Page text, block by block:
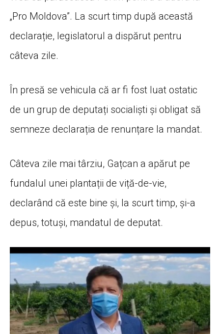
„Pro Moldova”. La scurt timp după această
declarație, legislatorul a dispărut pentru
câteva zile.
În presă se vehicula că ar fi fost luat ostatic
de un grup de deputați socialiști și obligat să
semneze declarația de renunțare la mandat.
Câteva zile mai târziu, Gațcan a apărut pe
fundalul unei plantații de viță-de-vie,
declarând că este bine și, la scurt timp, și-a
depus, totuși, mandatul de deputat.